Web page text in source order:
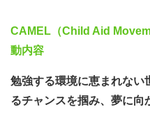
CAMEL（Child Aid
動内容
勉強する環境に恵まれない
るチャンスを掴み、夢に向